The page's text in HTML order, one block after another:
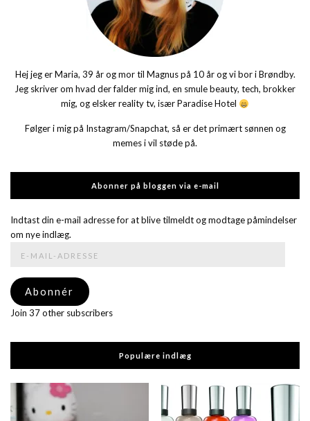
Hej jeg er Maria, 39 år og mor til Magnus på 10 år og vi bor i Brøndby.
Jeg skriver om hvad der falder mig ind, en smule beauty, tech, brokker
mig, og elsker reality tv, især Paradise Hotel
Følger i mig på Instagram/Snapchat, så er det primært sønnen og
memes i vil støde på.
Abonner på bloggen via e-mail
Indtast din e-mail adresse for at blive tilmeldt og modtage påmindelser
om nye indlæg.
adresse
Abonnér
Join 37 other subscribers
Populære indlæg